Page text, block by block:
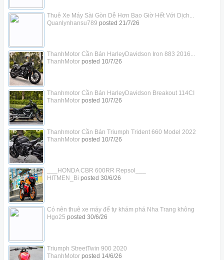
Thuê Xe Máy Sài Gòn Dễ Hơn Bao Giờ Hết Với Dịch...
Quanlynhansu789 posted 21/7/26
ThanhMotor Cần Bán HarleyDavidson Iron 883 2016...
ThanhMotorposted 10/7/26
Thanhmotor Cần Bán HarleyDavidson Breakout 114CI
ThanhMotorposted 10/7/26
Thanhmotor Cần Bán Triumph Trident 660 Model 2022
ThanhMotorposted 10/7/26
___HONDA CBR 600RR Repsol___
HITMEN_Bi posted 30/6/26
Có nên thuê xe máy để tự khám phá Nha Trang không
Hgo25 posted 30/6/26
Triumph StreetTwin 900 2020
ThanhMotorposted 14/6/26